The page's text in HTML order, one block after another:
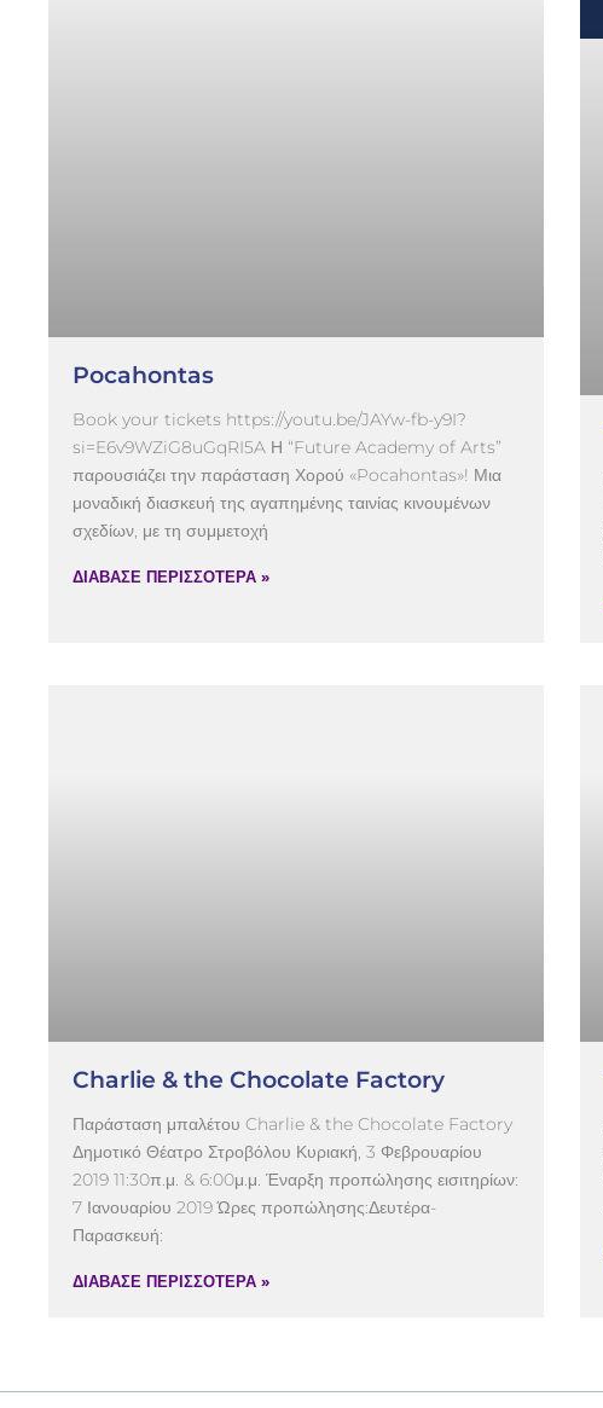
Pocahontas
Book your tickets https://youtu.be/JAYw-fb-y9I?
si=E6v9WZiG8uGqRI5A Η “Future Academy of Arts”
παρουσιάζει την παράσταση Χορού «Pocahontas»! Μια
μοναδική διασκευή της αγαπημένης ταινίας κινουμένων
σχεδίων, με τη συμμετοχή
ΔΙΑΒΑΣΕ ΠΕΡΙΣΣΟΤΕΡΑ »
Charlie & the Chocolate Factory
Παράσταση μπαλέτου Charlie & the Chocolate Factory
Δημοτικό Θέατρο Στροβόλου Κυριακή, 3 Φεβρουαρίου
2019 11:30π.μ. & 6:00μ.μ. Έναρξη προπώλησης εισιτηρίων:
7 Ιανουαρίου 2019 Ώρες προπώλησης:Δευτέρα-
Παρασκευή:
ΔΙΑΒΑΣΕ ΠΕΡΙΣΣΟΤΕΡΑ »